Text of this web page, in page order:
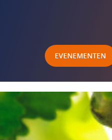
EVENEMENTEN